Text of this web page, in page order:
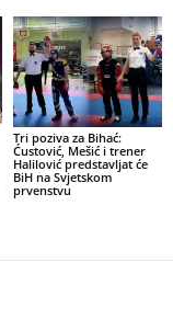
Tri poziva za Bihać:
Ćustović, Mešić i trener
Halilović predstavljat će
BiH na Svjetskom
prvenstvu